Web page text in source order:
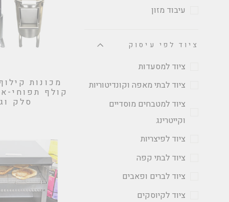
עיבוד מזון
ציוד לפי עיסוק
ציוד למסעדות
ציוד לבתי מאפה וקונדיטוריות
ציוד למטבחים מוסדיים
וקייטרינג
ציוד לפיצריות
ציוד לבתי קפה
ציוד לברים ופאבים
ציוד לקיוסקים
מכונות
קולף תפוחי-
סלק